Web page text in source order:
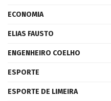
ECONOMIA
ELIAS FAUSTO
ENGENHEIRO COELHO
ESPORTE
ESPORTE DE LIMEIRA